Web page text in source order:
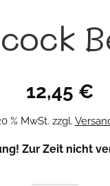
12,45 €
% MwSt. zzgl.
Zur Zeit nicht